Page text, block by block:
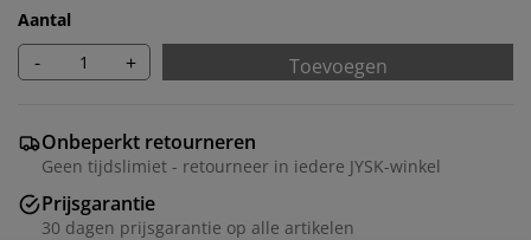
Aantal
- + Toevoegen
Onbeperkt retourneren
Geen tijdslimiet - retourneer in iedere JYSK-winkel
Prijsgarantie
30 dagen prijsgarantie op alle artikelen